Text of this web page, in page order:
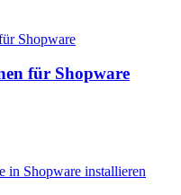
für Shopware